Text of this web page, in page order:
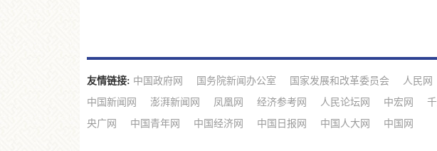
友情链接: 中国政府网 国务院新闻办公室 国家发展和改革委员会 人民网
中国新闻网
澎湃新闻网 凤凰网 经济参考网 人民论坛网 中宏网
央广网
中国青年网 中国经济网 中国日报网 中国人大网 中国网